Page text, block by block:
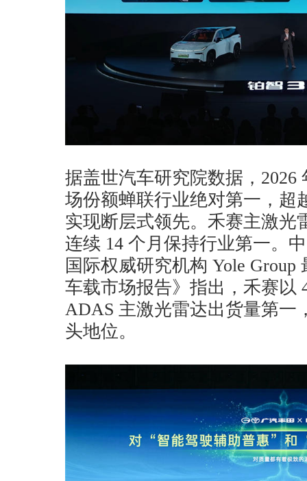
据盖世汽车研究院数据，2026
场份额蝉联行业绝对第一，超
实现断层式领先。禾赛主激光
连续 14 个月保持行业第一。
国际权威研究机构 Yole Group
车载市场报告》指出，禾赛以
ADAS 主激光雷达出货量第一
头地位。